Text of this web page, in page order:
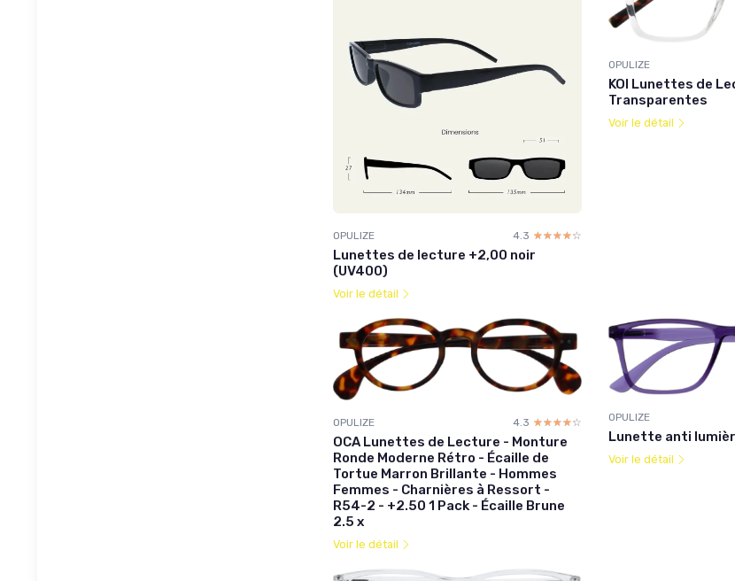
OPULIZE 4.3 ☆☆☆☆☆
★★★★★
Lunettes de lecture +2,00 noir
(UV400)
Voir le détail
OPULIZE
KOI Lunettes de
Transparentes
Voir le détail
OPULIZE 4.3 ☆☆☆☆☆
★★★★★
OCA Lunettes de Lecture - Monture
Ronde Moderne Rétro - Écaille de
Tortue Marron Brillante - Hommes
Femmes - Charnières à Ressort -
R54-2 - +2.50 1 Pack - Écaille Brune
2.5 x
Voir le détail
OPULIZE
Lunette anti
Voir le détail